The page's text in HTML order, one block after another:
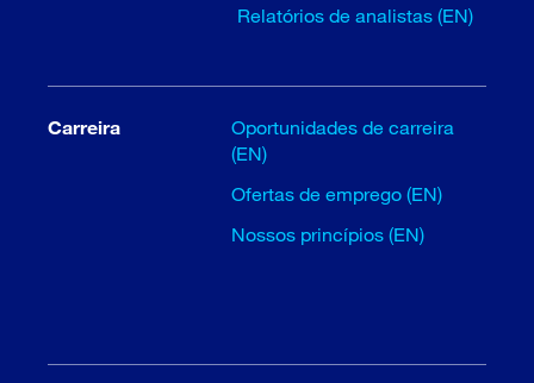
Relatórios de analistas (EN)
Carreira
Oportunidades de carreira
(EN)
Ofertas de emprego (EN)
Nossos princípios (EN)